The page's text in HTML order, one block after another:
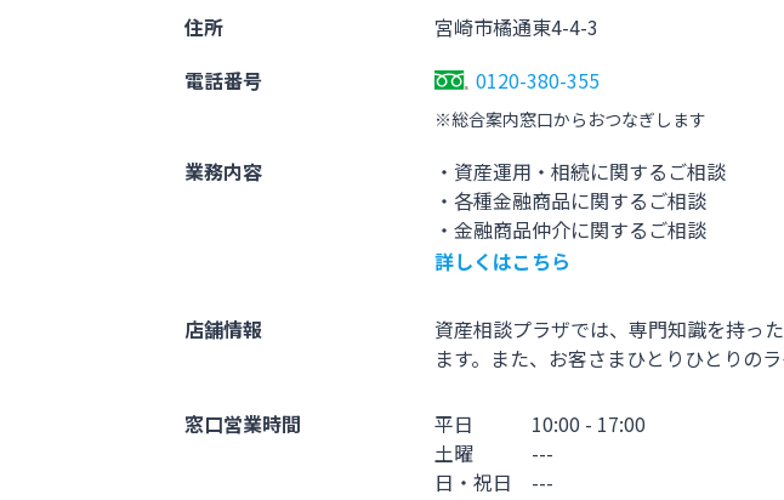
住所
宮崎市橘通東4-4-3
電話番号
0120-380-355
※総合案内窓口からおつなぎします
業務内容
・資産運用・相続に関するご相談
・各種金融商品に関するご相談
・金融商品仲介に関するご相談
詳しくはこちら
店舗情報
資産相談プラザでは、専門知識を持っ
ます。また、お客さまひとりひとりの
窓口営業時間
平日 10:00 - 17:00
土曜 ---
日・祝日 ---